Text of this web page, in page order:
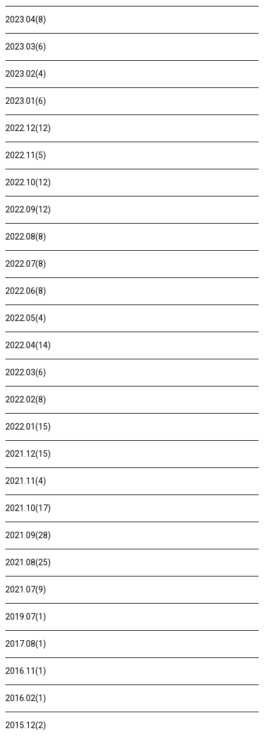
2023.04(8)
2023.03(6)
2023.02(4)
2023.01(6)
2022.12(12)
2022.11(5)
2022.10(12)
2022.09(12)
2022.08(8)
2022.07(8)
2022.06(8)
2022.05(4)
2022.04(14)
2022.03(6)
2022.02(8)
2022.01(15)
2021.12(15)
2021.11(4)
2021.10(17)
2021.09(28)
2021.08(25)
2021.07(9)
2019.07(1)
2017.08(1)
2016.11(1)
2016.02(1)
2015.12(2)